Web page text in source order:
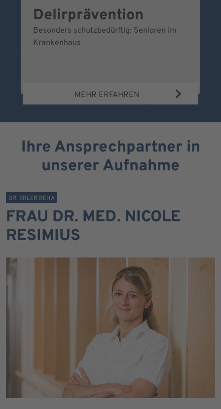
Delirprävention
Besonders schutzbedürftig: Senioren im
Krankenhaus
MEHR ERFAHREN
Ihre Ansprechpartner in
unserer Aufnahme
DR. ERLER REHA
FRAU DR. MED. NICOLE
RESIMIUS